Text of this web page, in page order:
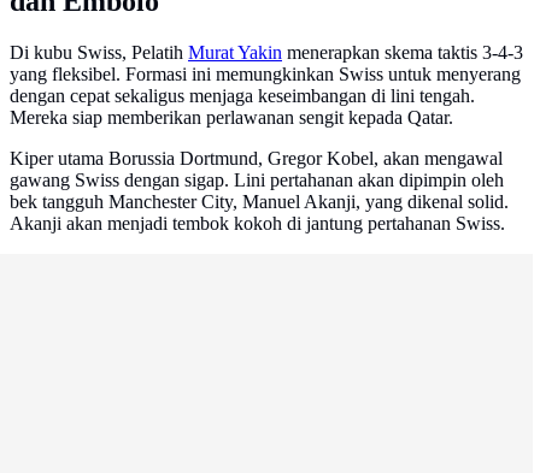
Di kubu Swiss, Pelatih Murat Yakin menerapkan skema taktis 3-4-3
yang fleksibel. Formasi ini memungkinkan Swiss untuk menyerang
dengan cepat sekaligus menjaga keseimbangan di lini tengah.
Mereka siap memberikan perlawanan sengit kepada Qatar.
Kiper utama Borussia Dortmund, Gregor Kobel, akan mengawal
gawang Swiss dengan sigap. Lini pertahanan akan dipimpin oleh
bek tangguh Manchester City, Manuel Akanji, yang dikenal solid.
Akanji akan menjadi tembok kokoh di jantung pertahanan Swiss.